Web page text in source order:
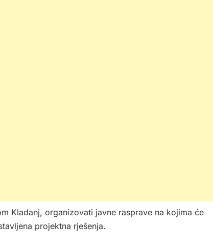
Kladanj, organizovati javne rasprave na kojima će
projektna rješenja.